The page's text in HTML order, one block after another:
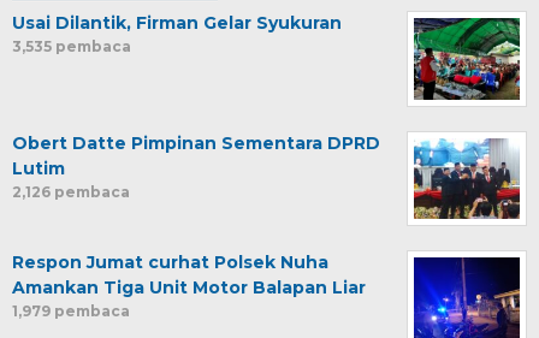
Usai Dilantik, Firman Gelar Syukuran
3,535 pembaca
Obert Datte Pimpinan Sementara DPRD
Lutim
2,126 pembaca
Respon Jumat curhat Polsek Nuha
Amankan Tiga Unit Motor Balapan Liar
1,979 pembaca